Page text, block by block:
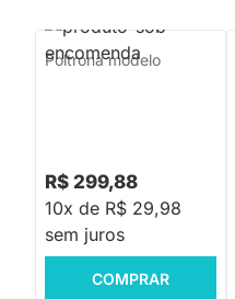
Poltrona modelo
R$ 299,88
10x de R$ 29,98
sem juros
COMPRAR